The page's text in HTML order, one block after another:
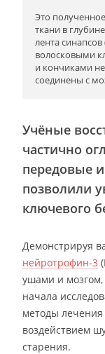
Это
ткани в
лента
волосковыми
и кончиками
соединены с
Учёные
частично
передовые
позволили
ключевого
Демонстрируя
нейротрофин-3
ушами и
начала
методы лечения
воздействием
старения.